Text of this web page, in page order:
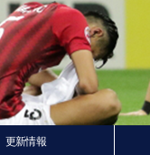
更新情報